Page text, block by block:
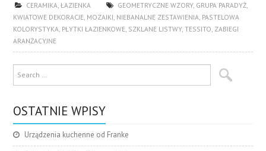
CERAMIKA,ŁAZIENKA GEOMETRYCZNE WZORY, GRUPA PARADYŻ,
KWIATOWE DEKORACJE, MOZAIKI, NIEBANALNE ZESTAWIENIA, PASTELOWA
KOLORYSTYKA, PŁYTKI ŁAZIENKOWE, SZKLANE LISTWY,TESSITO, ZABIEGI
ARANŻACYJNE
OSTATNIE WPISY
Urządzenia kuchenne od Franke